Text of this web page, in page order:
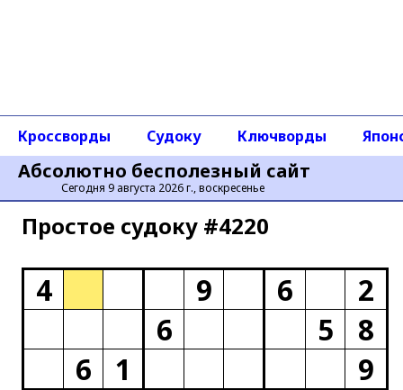
Абсолютно бесполезный сайт
Сегодня 9 августа 2026 г., воскресенье
Кроссворды Судоку Ключворды
Простое cудоку #4220
4 9 6
2
6
5
8
6
1
9